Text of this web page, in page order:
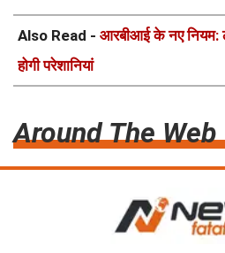
Also Read - आरबीआई के नए नियम:
होगी परेशानियां
Around The Web